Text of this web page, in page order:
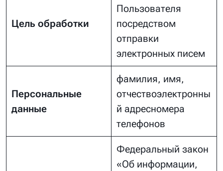
Цель обработки
Пользователя
посредством
отправки
электронных писем
Персональные
данные
фамилия, имя,
отчествоэлектронны
й адресномера
телефонов
Федеральный закон
«Об информации,